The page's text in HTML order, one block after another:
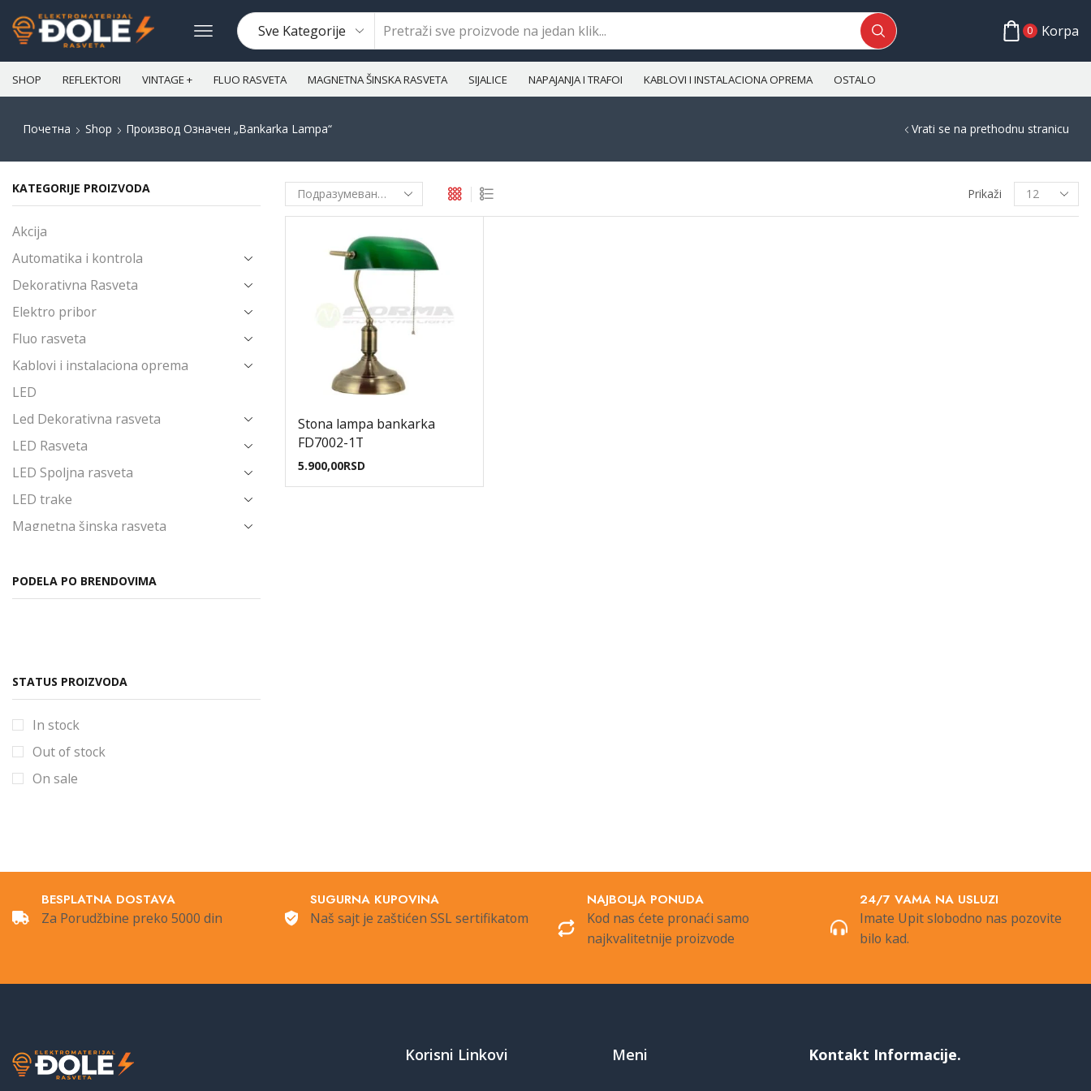
0 Korpa
SHOP REFLEKTORI VINTAGE + FLUO RASVETA MAGNETNA ŠINSKA RASVETA SIJALICE NAPAJANJA I TRAFOI KABLOVI I INSTALACIONA OPREMA OSTALO
Почетна Shop Производ Oзначен „bankarka Lampa“ Vrati se na prethodnu stranicu
Prikaži
Stona lampa bankarka
FD7002-1T
5.900,00RSD
KATEGORIJE PROIZVODA
Akcija
Automatika i kontrola
Dekorativna Rasveta
Elektro pribor
Fluo rasveta
Kablovi i instalaciona oprema
LED
Led Dekorativna rasveta
LED Rasveta
LED Spoljna rasveta
LED trake
Magnetna šinska rasveta
Novo u ponudi
Produžni kablovi i pribor
Štedljive sijalice
Stubići
Ugradna rasveta
Ventilatori
PODELA PO BRENDOVIMA
STATUS PROIZVODA
In stock
Out of stock
On sale
BESPLATNA DOSTAVA
Za Porudžbine preko 5000 din
SUGURNA KUPOVINA
Naš sajt je zaštićen SSL sertifikatom
NAJBOLJA PONUDA
Kod nas ćete pronaći samo
najkvalitetnije proizvode
24/7 VAMA NA USLUZI
Imate Upit slobodno nas pozovite
bilo kad.
Korisni Linkovi Meni Kontakt Informacije.